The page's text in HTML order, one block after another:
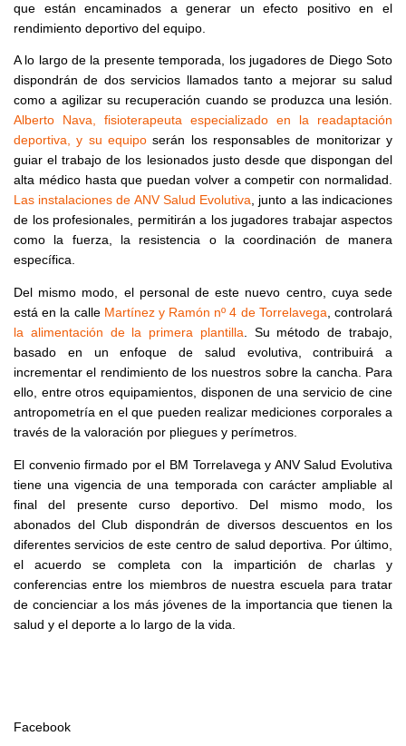
que están encaminados a generar un efecto positivo en el
rendimiento deportivo del equipo.
A lo largo de la presente temporada, los jugadores de Diego Soto
dispondrán de dos servicios llamados tanto a mejorar su salud
como a agilizar su recuperación cuando se produzca una lesión.
Alberto Nava, fisioterapeuta especializado en la readaptación
deportiva, y su equipo serán los responsables de monitorizar y
guiar el trabajo de los lesionados justo desde que dispongan del
alta médico hasta que puedan volver a competir con normalidad.
Las instalaciones de ANV Salud Evolutiva, junto a las indicaciones
de los profesionales, permitirán a los jugadores trabajar aspectos
como la fuerza, la resistencia o la coordinación de manera
específica.
Del mismo modo, el personal de este nuevo centro, cuya sede
está en la calle Martínez y Ramón nº 4 de Torrelavega, controlará
la alimentación de la primera plantilla. Su método de trabajo,
basado en un enfoque de salud evolutiva, contribuirá a
incrementar el rendimiento de los nuestros sobre la cancha. Para
ello, entre otros equipamientos, disponen de una servicio de cine
antropometría en el que pueden realizar mediciones corporales a
través de la valoración por pliegues y perímetros.
El convenio firmado por el BM Torrelavega y ANV Salud Evolutiva
tiene una vigencia de una temporada con carácter ampliable al
final del presente curso deportivo. Del mismo modo, los
abonados del Club dispondrán de diversos descuentos en los
diferentes servicios de este centro de salud deportiva. Por último,
el acuerdo se completa con la impartición de charlas y
conferencias entre los miembros de nuestra escuela para tratar
de concienciar a los más jóvenes de la importancia que tienen la
salud y el deporte a lo largo de la vida.
Facebook